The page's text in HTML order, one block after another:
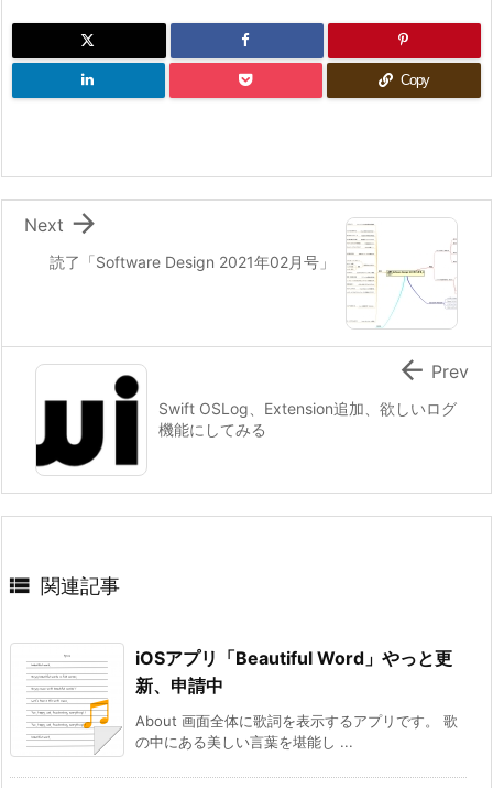
Copy
読了「Software Design 2021年02月号」

Next
Swift OSLog、Extension追加、欲しいログ
機能にしてみる
 Prev
 関連記事
iOSアプリ「Beautiful Word」やっと更
新、申請中
About 画面全体に歌詞を表示するアプリです。 歌
の中にある美しい言葉を堪能し ...